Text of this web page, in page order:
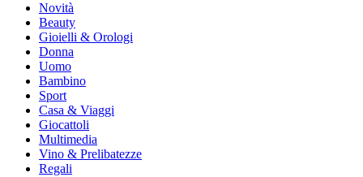
Novità
Beauty
Gioielli & Orologi
Donna
Uomo
Bambino
Sport
Casa & Viaggi
Giocattoli
Multimedia
Vino & Prelibatezze
Regali